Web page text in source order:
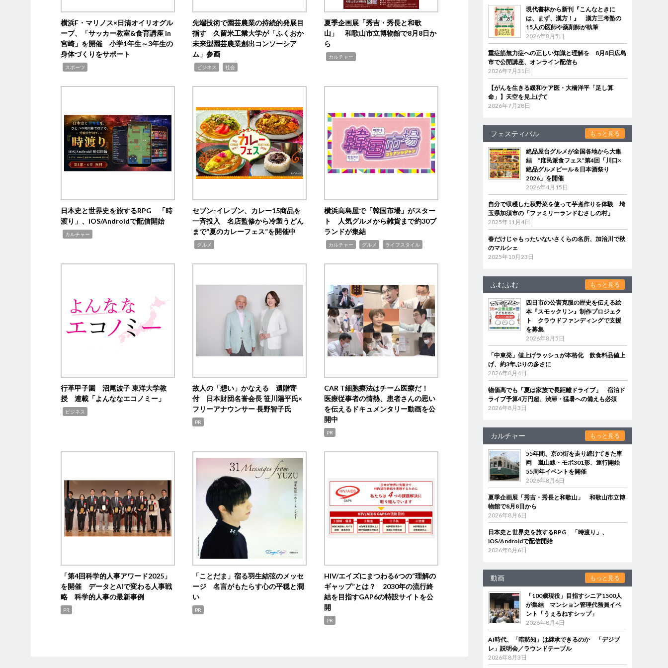
横浜F・マリノス×日清オイリオグル
ープ、「サッカー教室&食育講座 in
宮崎」を開催 小学1年生～3年生の
身体づくりをサポート
スポーツ
先端技術で園芸農業の持続的発展目
指す 久留米工業大学が「ふくおか
未来型園芸農業創出コンソーシア
ム」参画
ビジネス 社会
夏季企画展「秀吉・秀長と和歌
山」 和歌山市立博物館で8月8日か
ら
カルチャー
日本史と世界史を旅するRPG 「時
渡り」、iOS/Androidで配信開始
カルチャー
セブン‐イレブン、カレー15商品を
一斉投入 名店監修から冷製うどん
まで“夏のカレーフェス”を開催中
グルメ
横浜高島屋で「韓国市場」がスター
ト 人気グルメから雑貨まで約30ブ
ランドが集結
カルチャー グルメ ライフスタイル
行革甲子園 沼尾波子 東洋大学教
授 連載「よんななエコノミー」
ビジネス
故人の「想い」かなえる 遺贈寄
付 日本財団名誉会長 笹川陽平氏×
フリーアナウンサー 長野智子氏
PR
CAR T細胞療法はチーム医療だ！
医療従事者の情熱、患者さんの思い
を伝えるドキュメンタリー動画を公
開中
PR
「第4回科学的人事アワード2025」
を開催 データとAIで変わる人事戦
略 科学的人事の最新事例
PR
「ことだま」宿る羽生結弦のメッセ
ージ 名言がもたらす心の平穏と潤
い
PR
HIV/エイズにまつわる6つの“理解の
ギャップ”とは？ 2030年の流行終
結を目指すGAP6の特設サイトを公
開
PR
現代書林から新刊『こんなときに
は、まず、漢方！』 漢方三考塾の
15人の医師や薬剤師が執筆
2026年8月5日
重症筋無力症への正しい知識と理解を 8月8日広島
市で公開講座、オンライン配信も
2026年7月31日
【がんを生きる緩和ケア医・大橋洋平「足し算
命」】天空を見上げて
2026年7月28日
フェスティバル もっと見る
絶品屋台グルメが全国各地から大集
結 “庶民派食フェス”第4回「川口×
絶品グルメビール＆日本酒祭り
2026」を開催
2026年4月15日
自分で収穫した秋野菜を使って芋煮作りを体験 埼
玉県加須市の「ファミリーランドむさしの村」
2025年11月4日
春だけじゃもったいないさくらの名所、加治川で秋
のマルシェ
2025年10月23日
ふむふむ もっと見る
四日市の公害克服の歴史を伝える絵
本『スモックリン』制作プロジェク
ト クラウドファンディングで支援
を募集
2026年8月5日
「中東発」値上げラッシュが本格化 飲食料品値上
げ、約3年ぶりの多さに
2026年8月4日
物価高でも「夏は家族で長距離ドライブ」 宿泊ド
ライブ予算4万円超、渋滞・猛暑への備えも必須
2026年8月3日
カルチャー もっと見る
55年間、京の街を走り続けてきた車
両 嵐山線・モボ301形、運行開始
55周年イベントを開催
2026年8月6日
夏季企画展「秀吉・秀長と和歌山」 和歌山市立博
物館で8月8日から
2026年8月6日
日本史と世界史を旅するRPG 「時渡り」、
iOS/Androidで配信開始
2026年8月6日
動画 もっと見る
「100歳現役」目指すシニア1500人
が集結 マンション管理代務員イベ
ント「うぇるねすシップ」
2026年8月4日
AI時代、「暗黙知」は継承できるのか 「デジブ
レ」説明会／ラウンドテーブル
2026年8月3日